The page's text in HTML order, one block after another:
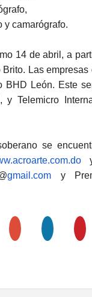
y camarógrafo.
14 de abril, a
Las
León. Este
Telemicro
se
y
gmail.com y